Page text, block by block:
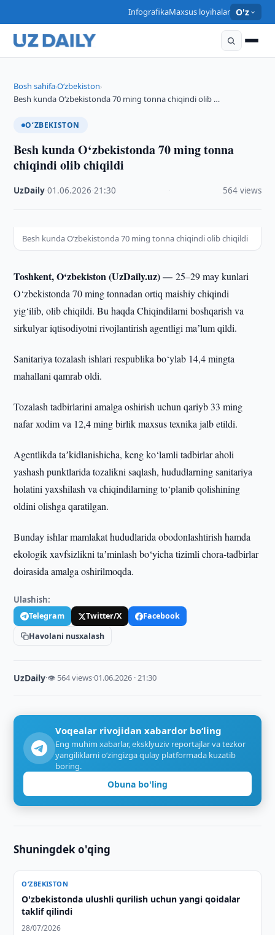
InfografikaMaxsus loyihalar O'z
Bosh sahifa›O‘zbekiston›
Besh kunda O‘zbekistonda 70 ming tonna chiqindi olib …
O‘ZBEKISTON
Besh kunda O‘zbekistonda 70 ming tonna
chiqindi olib chiqildi
UzDaily ·01.06.2026 ·21:30 564 views
Besh kunda O‘zbekistonda 70 ming tonna chiqindi olib chiqildi
Toshkent, O‘zbekiston (UzDaily.uz) —25–29 may kunlari
O‘zbekistonda 70 ming tonnadan ortiq maishiy chiqindi
yig‘ilib, olib chiqildi. Bu haqda Chiqindilarni boshqarish va
sirkulyar iqtisodiyotni rivojlantirish agentligi maʼlum qildi.
Sanitariya tozalash ishlari respublika bo‘ylab 14,4 mingta
mahallani qamrab oldi.
Tozalash tadbirlarini amalga oshirish uchun qariyb 33 ming
nafar xodim va 12,4 ming birlik maxsus texnika jalb etildi.
Agentlikda taʼkidlanishicha, keng ko‘lamli tadbirlar aholi
yashash punktlarida tozalikni saqlash, hududlarning sanitariya
holatini yaxshilash va chiqindilarning to‘planib qolishining
oldini olishga qaratilgan.
Bunday ishlar mamlakat hududlarida obodonlashtirish hamda
ekologik xavfsizlikni taʼminlash bo‘yicha tizimli chora-tadbirlar
doirasida amalga oshirilmoqda.
Ulashish:
Telegram Twitter/X
Facebook
Havolani nusxalash
UzDaily·👁 564 views·01.06.2026 · 21:30
Voqealar rivojidan xabardor bo‘ling
Eng muhim xabarlar, eksklyuziv reportajlar va tezkor
yangiliklarni o‘zingizga qulay platformada kuzatib
boring.
Obuna bo'ling
Shuningdek o'qing
O‘ZBEKISTON
O'zbekistonda ulushli qurilish uchun yangi qoidalar
taklif qilindi
28/07/2026